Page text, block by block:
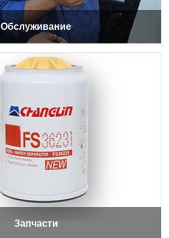
Обслуживание
Запчасти